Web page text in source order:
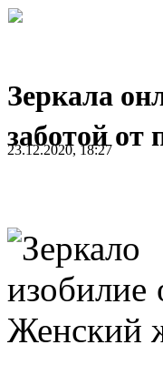
Зеркала
заботой от
23.12.2020, 18:27